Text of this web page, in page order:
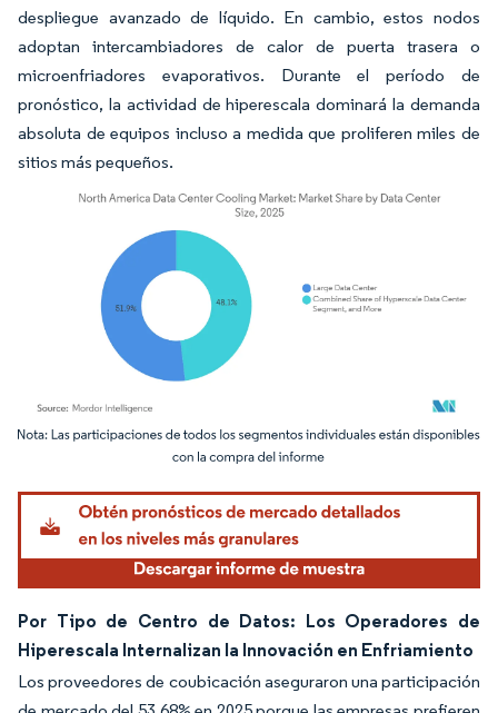
despliegue avanzado de líquido. En cambio, estos nodos
adoptan intercambiadores de calor de puerta trasera o
microenfriadores evaporativos. Durante el período de
pronóstico, la actividad de hiperescala dominará la demanda
absoluta de equipos incluso a medida que proliferen miles de
sitios más pequeños.
Imagen © Mordor Intelligence. El uso requiere atribución según CC BY 4.0.
Por Tipo de Centro de Datos: Los Operadores de
Hiperescala Internalizan la Innovación en Enfriamiento
Los proveedores de coubicación aseguraron una participación